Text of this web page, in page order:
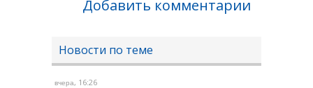
Добавить комментарии
Новости по теме
вчера, 16:26